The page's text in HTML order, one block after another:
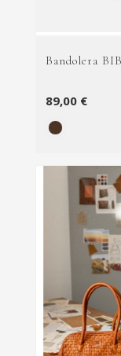
Bandolera
89,00 €